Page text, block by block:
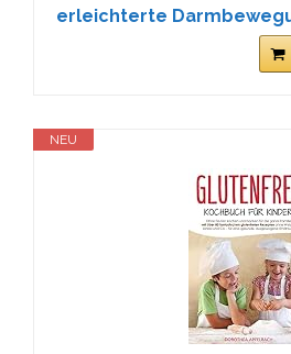
erleichterte
NEU